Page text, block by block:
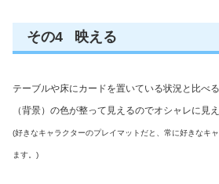
その4 映える
テーブルや床にカードを置いている状況と比べ
（背景）の色が整って見えるのでオシャレに見え
(好きなキャラクターのプレイマットだと、常に好きなキ
ます。)